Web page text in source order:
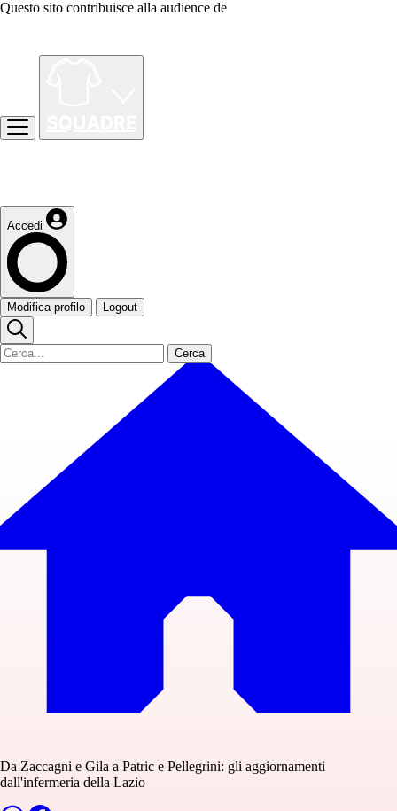
Questo sito contribuisce alla audience de
Accedi
Modifica profilo Logout
Cerca
Da Zaccagni e Gila a Patric e Pellegrini: gli aggiornamenti
dall'infermeria della Lazio